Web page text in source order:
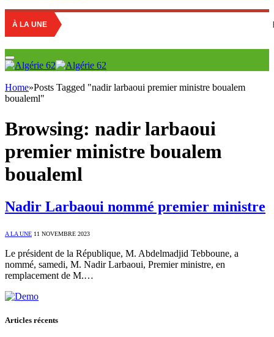
À LA UNE Education
Home»Posts Tagged "nadir larbaoui premier ministre boualem
boualeml"
Browsing: nadir larbaoui
premier ministre boualem
boualeml
Nadir Larbaoui nommé premier ministre
A LA UNE 11 NOVEMBRE 2023
Le président de la République, M. Abdelmadjid Tebboune, a
nommé, samedi, M. Nadir Larbaoui, Premier ministre, en
remplacement de M.…
Articles récents